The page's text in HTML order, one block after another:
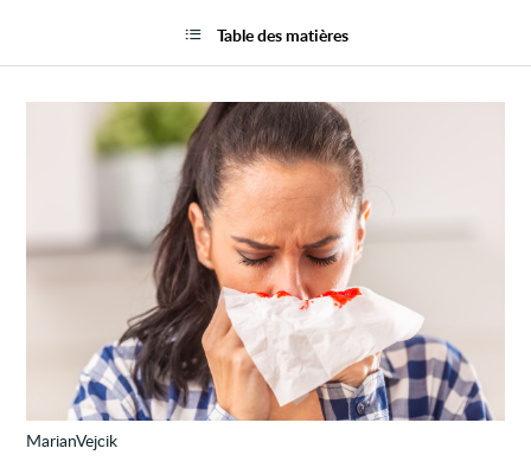
MarianVejcik
Table des matières